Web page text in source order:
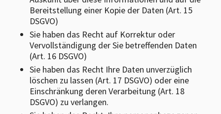
Bereitstellung einer Kopie der Daten (Art. 15
DSGVO)
Sie haben das Recht auf Korrektur oder
Vervollständigung der Sie betreffenden Daten
(Art. 16 DSGVO)
Sie haben das Recht Ihre Daten unverzüglich
löschen zu lassen (Art. 17 DSGVO) oder eine
Einschränkung deren Verarbeitung (Art. 18
DSGVO) zu verlangen.